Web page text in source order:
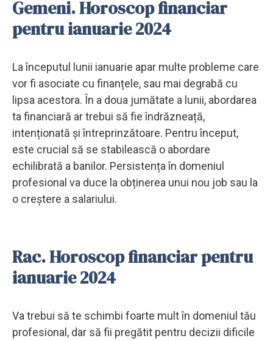
Gemeni. Horoscop financiar
pentru ianuarie 2024
La începutul lunii ianuarie apar multe probleme care
vor fi asociate cu finanțele, sau mai degrabă cu
lipsa acestora. În a doua jumătate a lunii, abordarea
ta financiară ar trebui să fie îndrăzneață,
intenționată și întreprinzătoare. Pentru început,
este crucial să se stabilească o abordare
echilibrată a banilor. Persistența în domeniul
profesional va duce la obținerea unui nou job sau la
o creștere a salariului.
Rac. Horoscop financiar pentru
ianuarie 2024
Va trebui să te schimbi foarte mult în domeniul tău
profesional, dar să fii pregătit pentru decizii dificile